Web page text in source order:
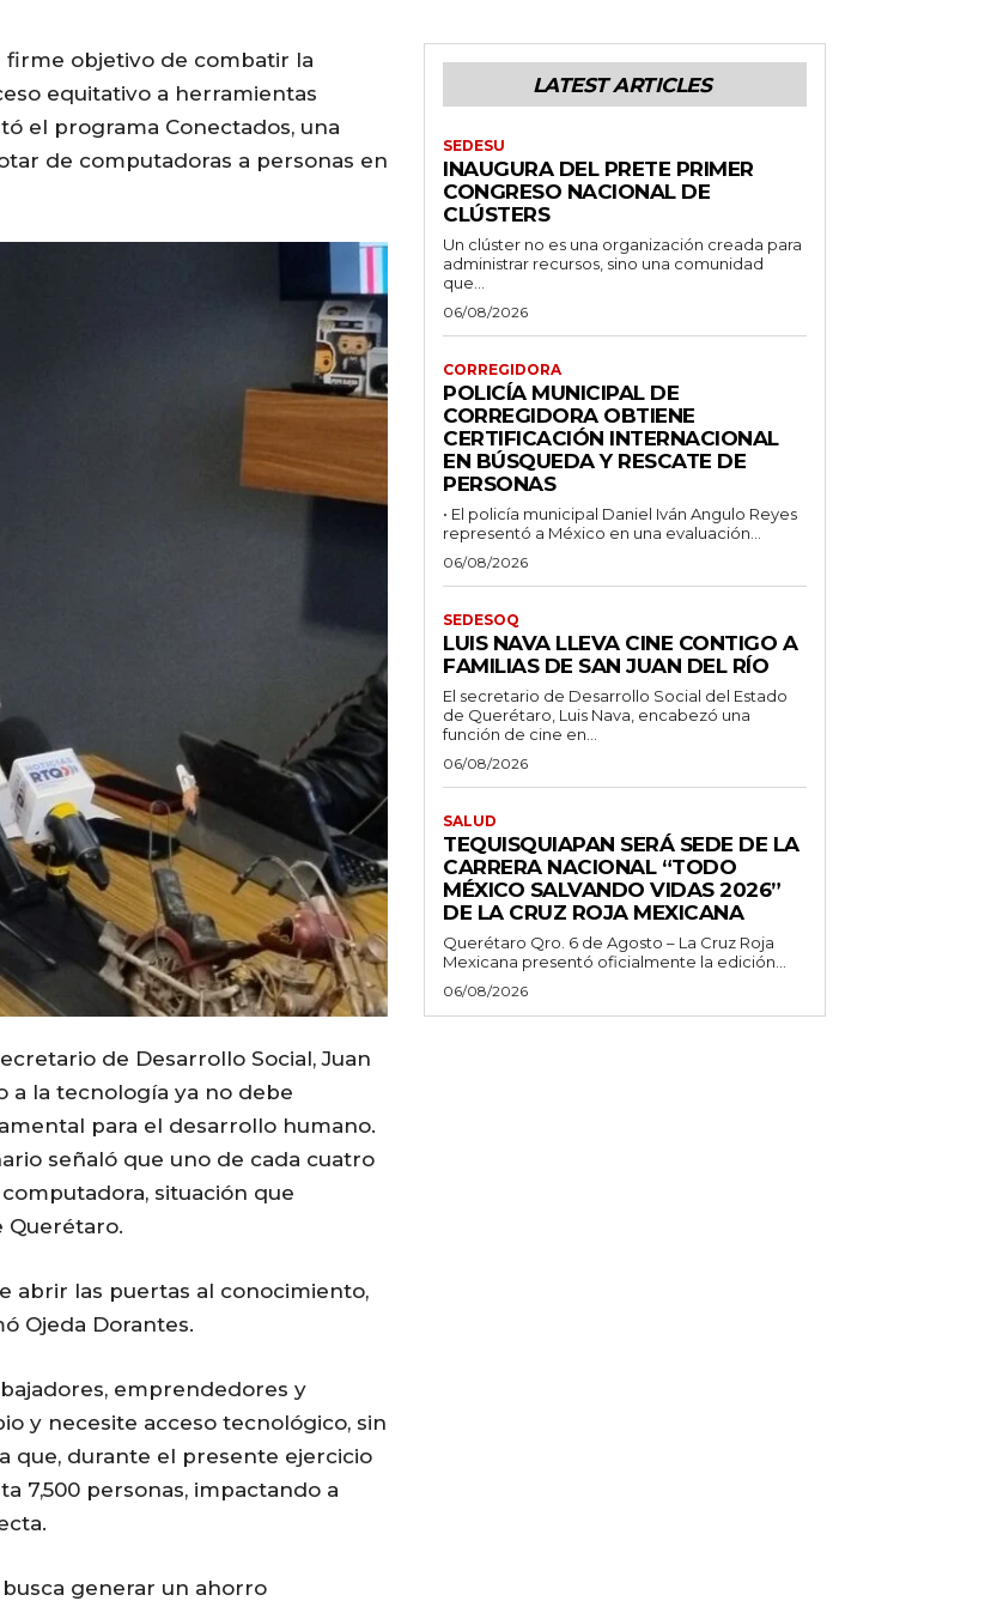
firme objetivo de combatir la
equitativo a herramientas
el programa Conectados, una
de computadoras a personas en
de Desarrollo Social, Juan
a la tecnología ya no debe
para el desarrollo humano.
señaló que uno de cada cuatro
situación que
Querétaro.
abrir las puertas al conocimiento,
Ojeda Dorantes.
emprendedores y
y necesite acceso tecnológico, sin
que, durante el presente ejercicio
7,500 personas, impactando a
generar un ahorro
LATEST ARTICLES
SEDESU
INAUGURA DEL PRETE PRIMER
CONGRESO NACIONAL DE
CLÚSTERS
Un clúster no es una organización creada para
administrar recursos, sino una comunidad
que...
06/08/2026
CORREGIDORA
POLICÍA MUNICIPAL DE
CORREGIDORA OBTIENE
CERTIFICACIÓN INTERNACIONAL
EN BÚSQUEDA Y RESCATE DE
PERSONAS
• El policía municipal Daniel Iván Angulo Reyes
representó a México en una evaluación...
06/08/2026
SEDESOQ
LUIS NAVA LLEVA CINE CONTIGO A
FAMILIAS DE SAN JUAN DEL RÍO
El secretario de Desarrollo Social del Estado
de Querétaro, Luis Nava, encabezó una
función de cine en...
06/08/2026
SALUD
TEQUISQUIAPAN SERÁ SEDE DE LA
CARRERA NACIONAL “TODO
MÉXICO SALVANDO VIDAS 2026”
DE LA CRUZ ROJA MEXICANA
Querétaro Qro. 6 de Agosto – La Cruz Roja
Mexicana presentó oficialmente la edición...
06/08/2026